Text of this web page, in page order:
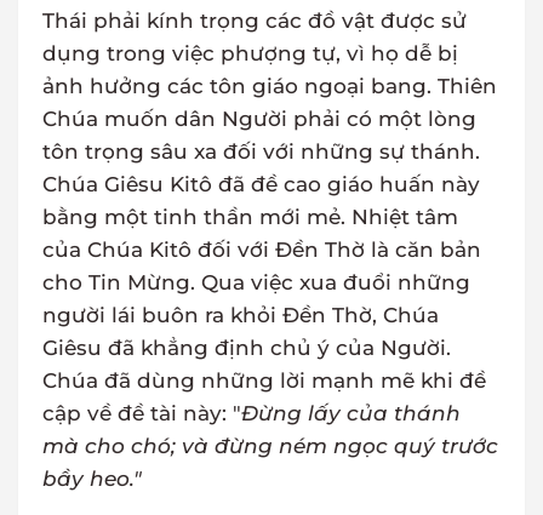
Thái phải kính trọng các đồ vật được sử
dụng trong việc phượng tự, vì họ dễ bị
ảnh hưởng các tôn giáo ngoại bang. Thiên
Chúa muốn dân Người phải có một lòng
tôn trọng sâu xa đối với những sự thánh.
Chúa Giêsu Kitô đã đề cao giáo huấn này
bằng một tinh thần mới mẻ. Nhiệt tâm
của Chúa Kitô đối với Đền Thờ là căn bản
cho Tin Mừng. Qua việc xua đuổi những
người lái buôn ra khỏi Đền Thờ, Chúa
Giêsu đã khẳng định chủ ý của Người.
Chúa đã dùng những lời mạnh mẽ khi đề
cập về đề tài này: "Đừng lấy của thánh
mà cho chó; và đừng ném ngọc quý trước
bầy heo."